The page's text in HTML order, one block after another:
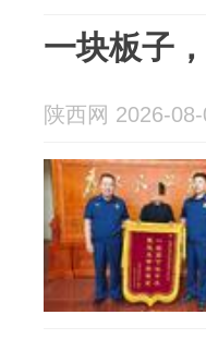
一块板子
陕西网 2026-